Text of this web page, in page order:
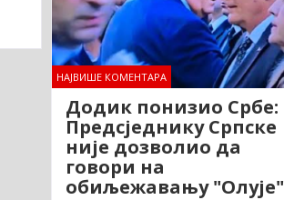
НАЈВИШЕ КОМЕНТАРА
Додик понизио Србе:
Предсједнику Српске
није дозволио да
говори на
обиљежавању "Олује"